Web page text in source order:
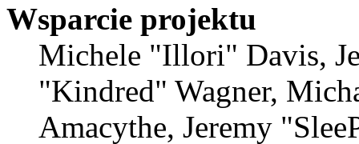
Wsparcie projektu
Michele "Illori" Davis,
"Kindred" Wagner,
Amacythe, Jeremy